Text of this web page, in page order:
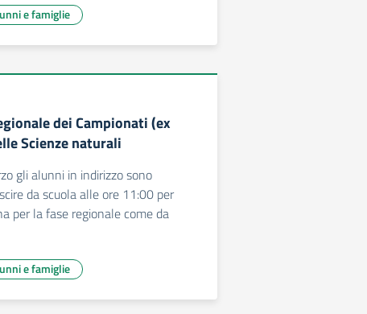
e famiglie
dei Campionati (ex
Scienze naturali
gli alunni in indirizzo sono
da scuola alle ore 11:00 per
per la fase regionale come da
e famiglie